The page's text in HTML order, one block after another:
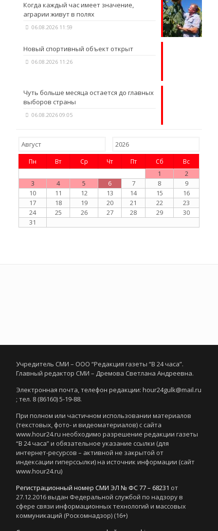
Когда каждый час имеет значение,
аграрии живут в полях
06.08.2026 11:59
Новый спортивный объект открыт
06.08.2026 11:26
Чуть больше месяца остается до главных
выборов страны
06.08.2026 09:05
Пн Вт Ср Чт Пт Сб Вс
1
2
3
4 5 6 7 8
9
10
11 12 13 14 15
16
17
18 19 20 21 22
23
24
25 26 27 28 29
30
31
Учредитель СМИ – ООО “Редакция газеты “В 24 часа”.
Главный редактор СМИ – Дремова Светлана Андреевна.
Электронная почта, телефон редакции: hour24gulk@mail.ru
; тел. 8 (86160) 5-19-88.
При полном или частичном использовании материалов
(текстовых, фото- и видеоматериалов) с сайта
www.hour24.ru необходимо разрешение редакции газеты
“В 24 часа” и обязательное указание ссылки (для
интернет-ресурсов – активной не закрытой от
индексации гиперссылки) на источник информации (сайт
www.hour24.ru)
Регистрационный номер СМИ ЭЛ № ФС 77 – 68231 от
27.12.2016 выдан Федеральной службой по надзору в
сфере связи информационных технологий и массовых
коммуникаций (Роскомнадзор) (16+)